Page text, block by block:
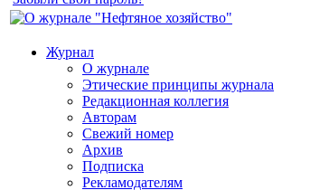
Журнал
О журнале
Этические принципы журнала
Редакционная коллегия
Авторам
Свежий номер
Архив
Подписка
Рекламодателям